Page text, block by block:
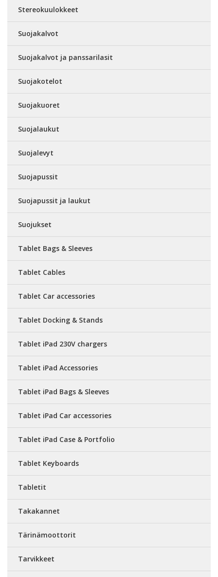
Stereokuulokkeet
Suojakalvot
Suojakalvot ja panssarilasit
Suojakotelot
Suojakuoret
Suojalaukut
Suojalevyt
Suojapussit
Suojapussit ja laukut
Suojukset
Tablet Bags & Sleeves
Tablet Cables
Tablet Car accessories
Tablet Docking & Stands
Tablet iPad 230V chargers
Tablet iPad Accessories
Tablet iPad Bags & Sleeves
Tablet iPad Car accessories
Tablet iPad Case & Portfolio
Tablet Keyboards
Tabletit
Takakannet
Tärinämoottorit
Tarvikkeet